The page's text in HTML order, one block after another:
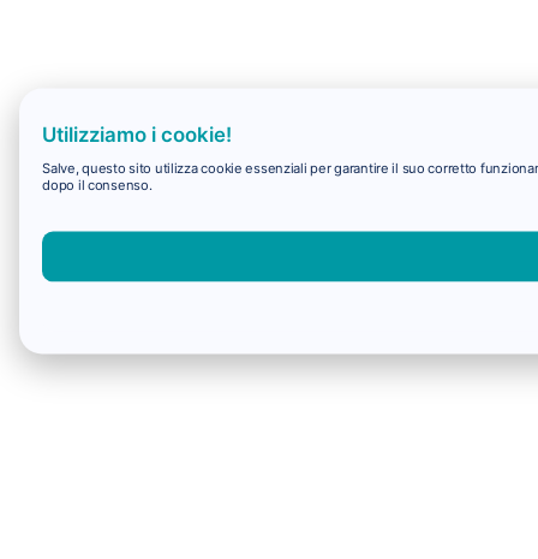
Utilizziamo i cookie!
Salve, questo sito utilizza cookie essenziali per garantire il suo corretto
dopo il consenso.